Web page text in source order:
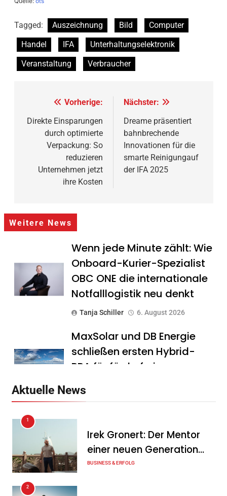
Tagged: Auszeichnung Bild
Computer
Handel
IFA
Unterhaltungselektronik
Veranstaltung
Verbraucher
Beitragsnavigation
Vorherige:
Direkte Einsparungen
durch optimierte
Verpackung: So
reduzieren
Unternehmen jetzt
ihre Kosten
Nächster:
Dreame präsentiert
bahnbrechende
Innovationen für die
smarte Reinigungauf
der IFA 2025
Weitere News
Wenn jede Minute zählt: Wie
Onboard-Kurier-Spezialist
OBC ONE die internationale
Notfalllogistik neu denkt
Tanja Schiller 6. August 2026
MaxSolar und DB Energie
schließen ersten Hybrid-
PPA für förderfreie
Tanja Schiller
Geschäftsverlauf im
zweiten Quartal
Aktuelle News
1
Irek Gronert: Der Mentor
einer neuen Generation
von Unternehmern
BUSINESS & ERFOLG
2